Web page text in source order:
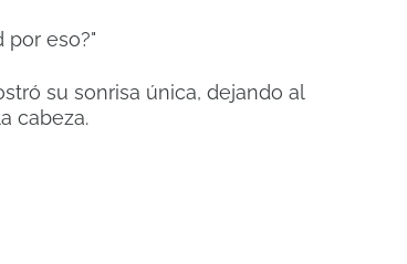
por eso?"
su sonrisa única, dejando al
cabeza.